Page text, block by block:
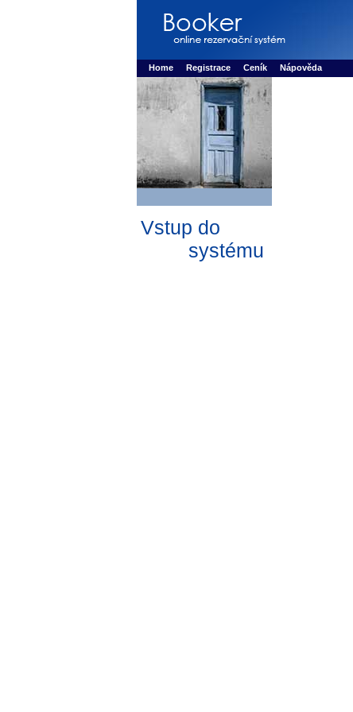
Rezervujse - Port�l pro online rezervace sportu
Home Registrace Ceník Nápověda
Vstup do
systému